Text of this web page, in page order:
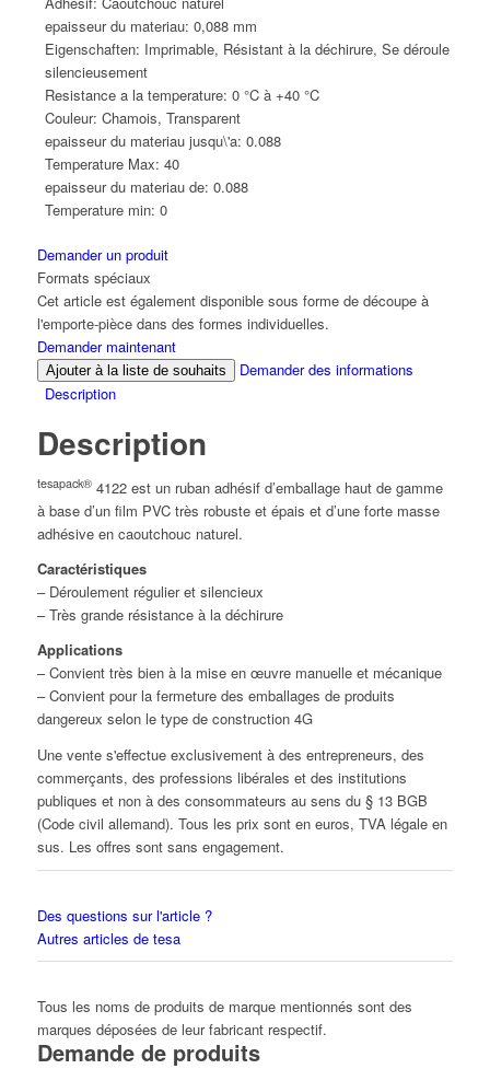
epaisseur du materiau: 0,088 mm
Eigenschaften: Imprimable, Résistant à la déchirure, Se déroule
silencieusement
Resistance a la temperature: 0 °C à +40 °C
Couleur: Chamois, Transparent
epaisseur du materiau jusqu\'a: 0.088
Temperature Max: 40
epaisseur du materiau de: 0.088
Temperature min: 0
Demander un produit
Formats spéciaux
Cet article est également disponible sous forme de découpe à
l'emporte-pièce dans des formes individuelles.
Demander maintenant
Ajouter à la liste de souhaits
Demander des informations
Description
Description
tesapack®4122 est un ruban adhésif d’emballage haut de gamme
à base d’un film PVC très robuste et épais et d’une forte masse
adhésive en caoutchouc naturel.
Caractéristiques
– Déroulement régulier et silencieux
– Très grande résistance à la déchirure
Applications
– Convient très bien à la mise en œuvre manuelle et mécanique
– Convient pour la fermeture des emballages de produits
dangereux selon le type de construction 4G
Une vente s'effectue exclusivement à des entrepreneurs, des
commerçants, des professions libérales et des institutions
publiques et non à des consommateurs au sens du § 13 BGB
(Code civil allemand). Tous les prix sont en euros, TVA légale en
sus. Les offres sont sans engagement.
Des questions sur l'article ?
Autres articles de tesa
Tous les noms de produits de marque mentionnés sont des
marques déposées de leur fabricant respectif.
Demande de produits